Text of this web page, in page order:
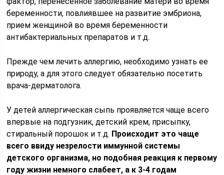
беременности, повлиявшее на развитие эмбриона,
прием женщиной во время беременности
антибактериальных препаратов и т.д.
Прежде чем лечить аллергию, необходимо узнать ее
природу, а для этого следует обязательно посетить
врача-дерматолога.
У детей аллергическая сыпь проявляется чаще всего
впервые на подгузник, детский крем, присыпку,
стиральный порошок и т.д. Происходит это чаще
всего ввиду незрелости иммунной системы
детского организма, но подобная реакция к первому
году жизни немного слабеет, а к 3-4 годам